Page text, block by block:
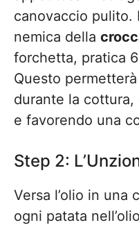
canovaccio pulito.
nemica della
forchetta, pratica
Questo
durante la
e favorendo una
Step 2:
Versa l’olio in una
ogni patata